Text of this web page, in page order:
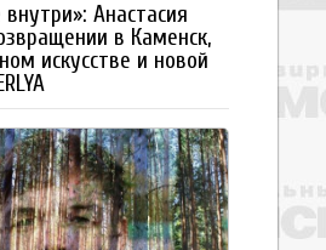
Анастасия
в Каменск,
искусстве и новой